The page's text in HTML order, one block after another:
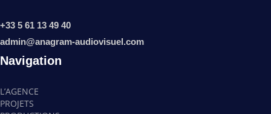
+33 5 61 13 49 40
admin@anagram-audiovisuel.com
Navigation
L’AGENCE
PROJETS